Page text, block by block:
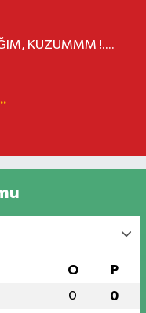
KUZUMMM !....
O P
0 0